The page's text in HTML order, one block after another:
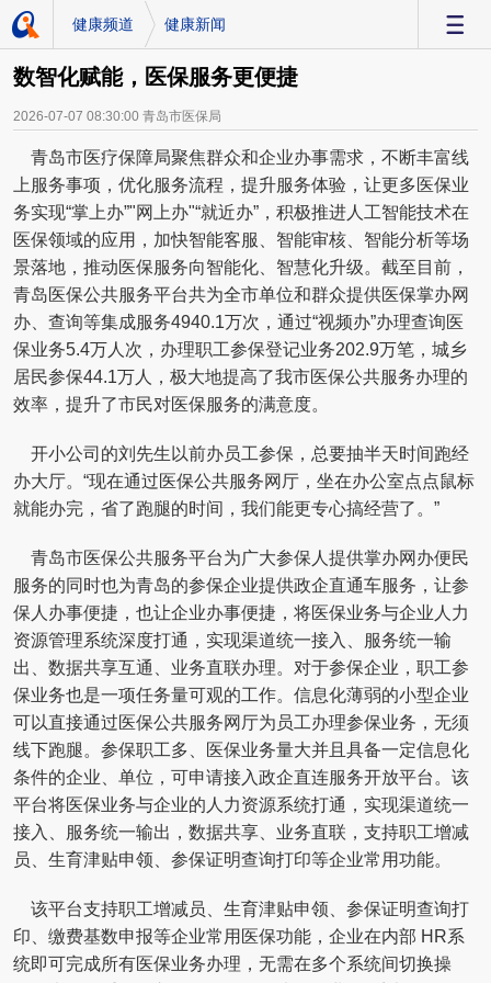
健康频道 健康新闻
数智化赋能，医保服务更便捷
2026-07-07 08:30:00 青岛市医保局
青岛市医疗保障局聚焦群众和企业办事需求，不断丰富线
上服务事项，优化服务流程，提升服务体验，让更多医保业
务实现“掌上办”"网上办"“就近办”，积极推进人工智能技术在
医保领域的应用，加快智能客服、智能审核、智能分析等场
景落地，推动医保服务向智能化、智慧化升级。截至目前，
青岛医保公共服务平台共为全市单位和群众提供医保掌办网
办、查询等集成服务4940.1万次，通过“视频办”办理查询医
保业务5.4万人次，办理职工参保登记业务202.9万笔，城乡
居民参保44.1万人，极大地提高了我市医保公共服务办理的
效率，提升了市民对医保服务的满意度。
开小公司的刘先生以前办员工参保，总要抽半天时间跑经
办大厅。“现在通过医保公共服务网厅，坐在办公室点点鼠标
就能办完，省了跑腿的时间，我们能更专心搞经营了。”
青岛市医保公共服务平台为广大参保人提供掌办网办便民
服务的同时也为青岛的参保企业提供政企直通车服务，让参
保人办事便捷，也让企业办事便捷，将医保业务与企业人力
资源管理系统深度打通，实现渠道统一接入、服务统一输
出、数据共享互通、业务直联办理。对于参保企业，职工参
保业务也是一项任务量可观的工作。信息化薄弱的小型企业
可以直接通过医保公共服务网厅为员工办理参保业务，无须
线下跑腿。参保职工多、医保业务量大并且具备一定信息化
条件的企业、单位，可申请接入政企直连服务开放平台。该
平台将医保业务与企业的人力资源系统打通，实现渠道统一
接入、服务统一输出，数据共享、业务直联，支持职工增减
员、生育津贴申领、参保证明查询打印等企业常用功能。
该平台支持职工增减员、生育津贴申领、参保证明查询打
印、缴费基数申报等企业常用医保功能，企业在内部 HR系
统即可完成所有医保业务办理，无需在多个系统间切换操